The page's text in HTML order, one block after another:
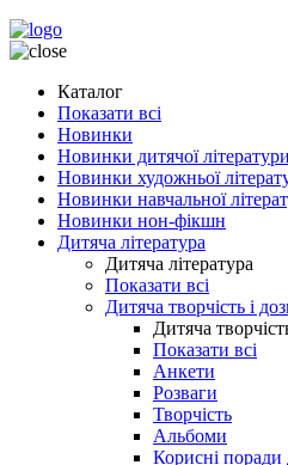
Каталог
Показати всі
Новинки
Новинки дитячої літератури
Новинки художньої
Новинки навчальної
Новинки нон-фікшн
Дитяча література
Дитяча література
Показати всі
Дитяча творчість і
Дитяча
Показати всі
Анкети
Розваги
Творчість
Альбоми
Корисні поради